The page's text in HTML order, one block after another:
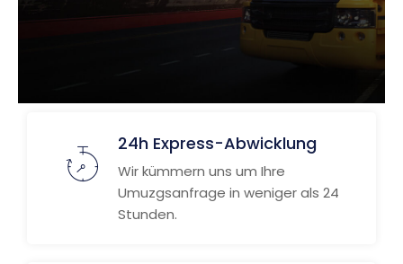
24h Express-Abwicklung
Wir kümmern uns um Ihre
Umuzgsanfrage in weniger als 24
Stunden.